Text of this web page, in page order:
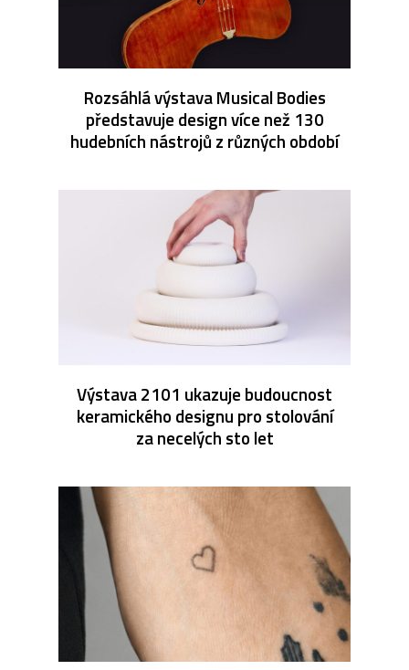
Rozsáhlá výstava Musical Bodies
představuje design více než 130
hudebních nástrojů z různých období
Výstava 2101 ukazuje budoucnost
keramického designu pro stolování
za necelých sto let